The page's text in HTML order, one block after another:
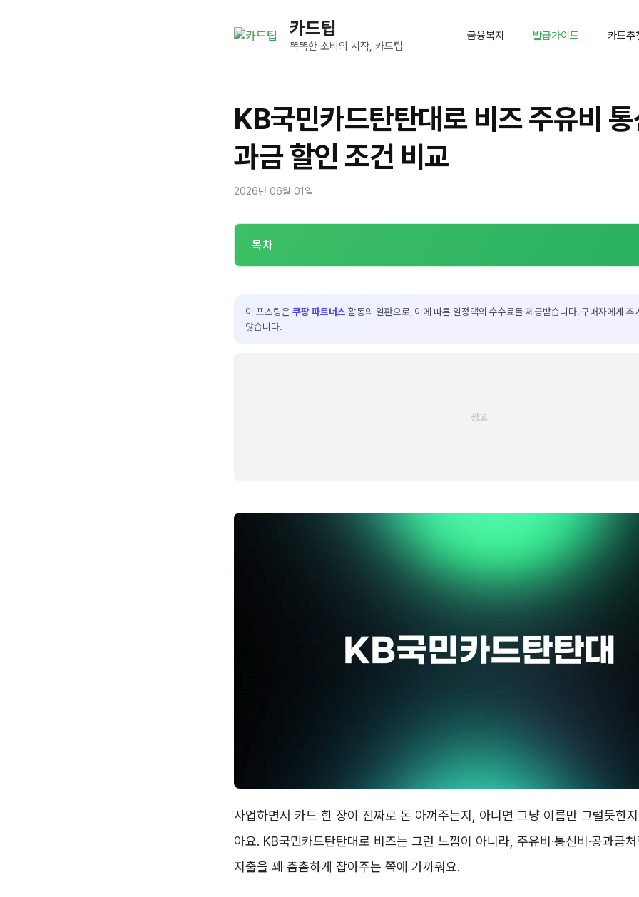
카드팁
똑똑한 소비의 시작, 카드팁
금융복지 발급가이드 카드추
KB국민카드탄탄대로 비즈 주유비
과금 할인 조건 비교
2026년 06월 01일
목차
이 포스팅은 쿠팡 파트너스 활동의 일환으로, 이에 따른 일정액의 수수료를 제공받습니다. 구매자에게 추
않습니다.
사업하면서 카드 한 장이 진짜로 돈 아껴주는지, 아니면 그냥 이름만 그럴듯한
아요. KB국민카드탄탄대로 비즈는 그런 느낌이 아니라, 주유비·통신비·공과금
지출을 꽤 촘촘하게 잡아주는 쪽에 가까워요.